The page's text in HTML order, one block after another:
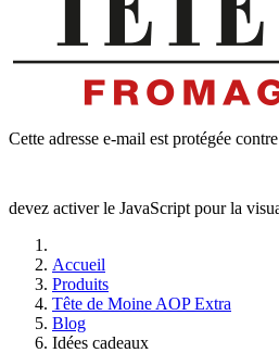
Cette adresse e-mail est protégée
devez activer le JavaScript pour la
Accueil
Produits
Tête de Moine AOP Extra
Blog
Idées cadeaux